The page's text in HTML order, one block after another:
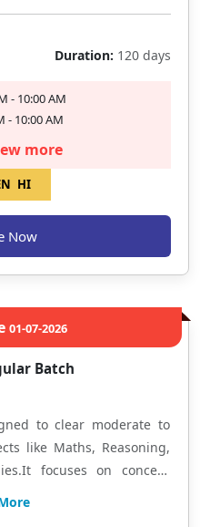
जाती है। कॉन्सेप्ट को सरल तरीके
Duration: 120 days
- 10:00 AM
- 10:00 AM
more
HI
Now
01-07-2026
Batch
to clear moderate to
like Maths, Reasoning,
focuses on concept